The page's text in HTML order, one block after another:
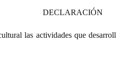
DECLARACIÓN
las actividades que